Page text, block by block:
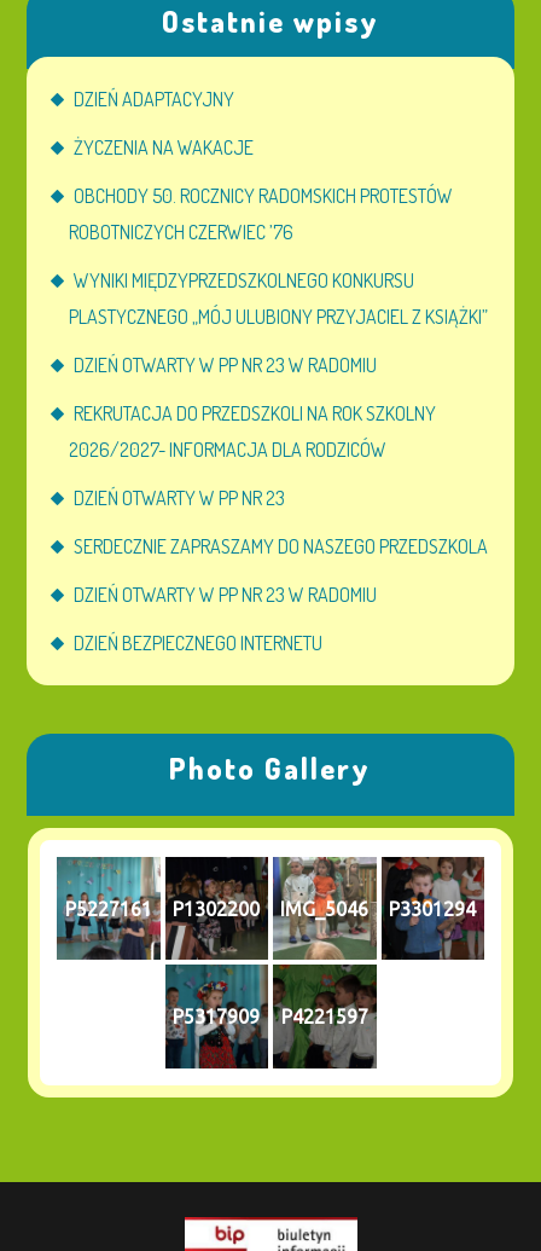
Ostatnie wpisy
DZIEŃ ADAPTACYJNY
ŻYCZENIA NA WAKACJE
OBCHODY 50. ROCZNICY RADOMSKICH PROTESTÓW
ROBOTNICZYCH CZERWIEC ’76
WYNIKI MIĘDZYPRZEDSZKOLNEGO KONKURSU
PLASTYCZNEGO „MÓJ ULUBIONY PRZYJACIEL Z KSIĄŻKI”
DZIEŃ OTWARTY W PP NR 23 W RADOMIU
REKRUTACJA DO PRZEDSZKOLI NA ROK SZKOLNY
2026/2027- INFORMACJA DLA RODZICÓW
DZIEŃ OTWARTY W PP NR 23
SERDECZNIE ZAPRASZAMY DO NASZEGO PRZEDSZKOLA
DZIEŃ OTWARTY W PP NR 23 W RADOMIU
DZIEŃ BEZPIECZNEGO INTERNETU
Photo Gallery
P5227161 P1302200 IMG_5046 P3301294
P5317909 P4221597